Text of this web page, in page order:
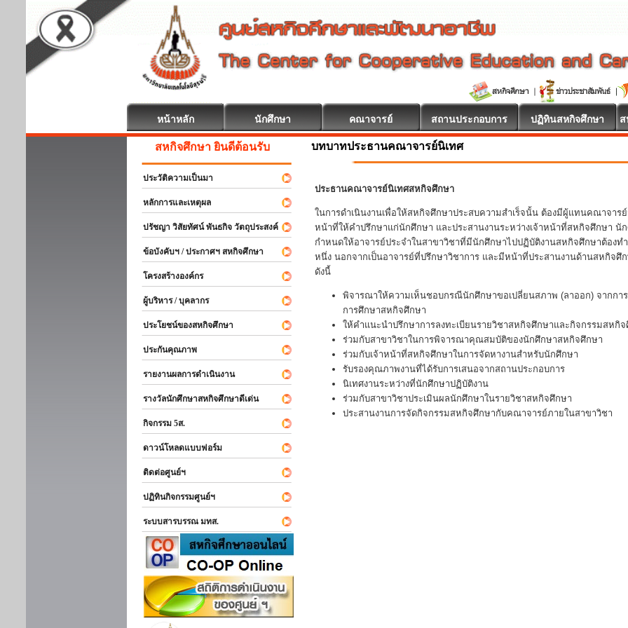
หน้าหลัก นักศึกษา คณาจารย์ สถานประกอบการ ปฏิทินสหกิจศึกษา
สหกิจศึกษา ยินดีต้อนรับ
ประวัติความเป็นมา
หลักการและเหตุผล
ปรัชญา วิสัยทัศน์ พันธกิจ วัตถุประสงค์
ข้อบังคับฯ / ประกาศฯ สหกิจศึกษา
โครงสร้างองค์กร
ผู้บริหาร / บุคลากร
ประโยชน์ของสหกิจศึกษา
ประกันคุณภาพ
รายงานผลการดำเนินงาน
รางวัลนักศึกษาสหกิจศึกษาดีเด่น
กิจกรรม 5ส.
ดาวน์โหลดแบบฟอร์ม
ติดต่อศูนย์ฯ
ปฏิทินกิจกรรมศูนย์ฯ
ระบบสารบรรณ มทส.
บทบาทประธานคณาจารย์นิเทศ
ประธานคณาจารย์นิเทศสหกิจศึกษา
ในการดำเนินงานเพื่อให้สหกิจศึกษาประสบความสำเร็จนั้น ต้องมีผู้แทนคณาจา
หน้าที่ให้คำปรึกษาแก่นักศึกษา และประสานงานระหว่างเจ้าหน้าที่สหกิจศึกษา นั
กำหนดให้อาจารย์ประจำในสาขาวิชาที่มีนักศึกษาไปปฏิบัติงานสหกิจศึกษาต้อง
หนึ่ง นอกจากเป็นอาจารย์ที่ปรึกษาวิชาการ และมีหน้าที่ประสานงานด้านสหกิจศึ
ดังนี้
พิจารณาให้ความเห็นชอบกรณีนักศึกษาขอเปลี่ยนสภาพ (ลาออก) จากกา
การศึกษาสหกิจศึกษา
ให้คำแนะนำปรึกษาการลงทะเบียนรายวิชาสหกิจศึกษาและกิจกรรมสหกิ
ร่วมกับสาขาวิชาในการพิจารณาคุณสมบัติของนักศึกษาสหกิจศึกษา
ร่วมกับเจ้าหน้าที่สหกิจศึกษาในการจัดหางานสำหรับนักศึกษา
รับรองคุณภาพงานที่ได้รับการเสนอจากสถานประกอบการ
นิเทศงานระหว่างที่นักศึกษาปฏิบัติงาน
ร่วมกับสาขาวิชาประเมินผลนักศึกษาในรายวิชาสหกิจศึกษา
ประสานงานการจัดกิจกรรมสหกิจศึกษากับคณาจารย์ภายในสาขาวิชา